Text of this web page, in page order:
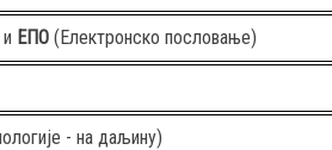
ЕПО(Електронско пословање)
- на даљину)